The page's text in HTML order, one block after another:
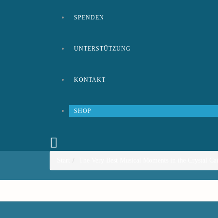
SPENDEN
UNTERSTÜTZUNG
KONTAKT
SHOP